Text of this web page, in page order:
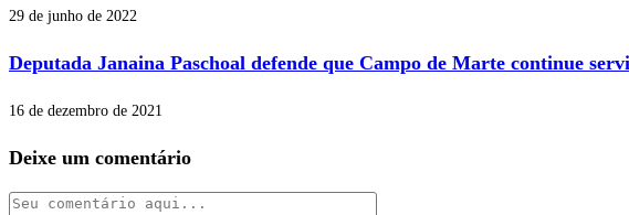
29 de junho de 2022
Deputada Janaina Paschoal defende que Campo de Marte continue
16 de dezembro de 2021
Deixe um comentário
Comentário